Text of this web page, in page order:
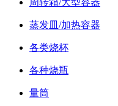
周转箱/大型容器
蒸发皿/加热容器
各类烧杯
各种烧瓶
量筒